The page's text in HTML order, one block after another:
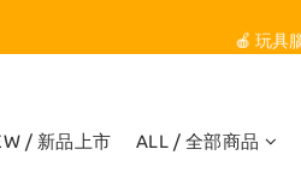
/ 新品上市 ALL / 全部商品